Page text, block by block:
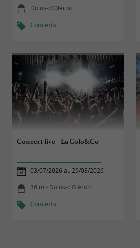
Dolus-d'Oléron
Concerts
Concert live - La Colo&Co
03/07/2026 au 29/08/2026
36 m - Dolus-d'Oléron
Concerts